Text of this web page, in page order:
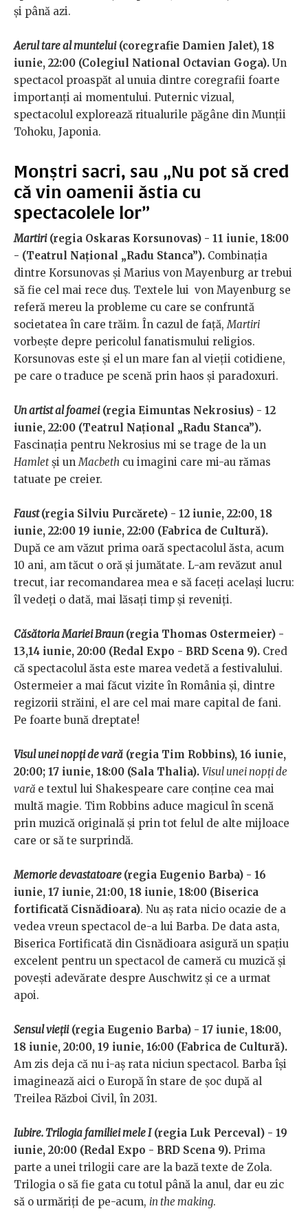
și până azi.
Aerul tare al muntelui(coregrafie Damien Jalet), 18
iunie, 22:00 (Colegiul National Octavian Goga). Un
spectacol proaspăt al unuia dintre coregrafii foarte
importanți ai momentului. Puternic vizual,
spectacolul explorează ritualurile păgâne din Munții
Tohoku, Japonia.
Monștri sacri, sau „Nu pot să cred
că vin oamenii ăstia cu
spectacolele lor”
Martiri(regia Oskaras Korsunovas) - 11 iunie, 18:00
- (Teatrul Național „Radu Stanca”). Combinația
dintre Korsunovas și Marius von Mayenburg ar trebui
să fie cel mai rece duș. Textele lui von Mayenburg se
referă mereu la probleme cu care se confruntă
societatea în care trăim. În cazul de față,Martiri
vorbește depre pericolul fanatismului religios.
Korsunovas este și el un mare fan al vieții cotidiene,
pe care o traduce pe scenă prin haos și paradoxuri.
Un artist al foamei(regia Eimuntas Nekrosius) - 12
iunie, 22:00 (Teatrul Național „Radu Stanca”).
Fascinația pentru Nekrosius mi se trage de la un
Hamletși unMacbeth cu imagini care mi-au rămas
tatuate pe creier.
Faust (regia Silviu Purcărete) - 12 iunie, 22:00, 18
iunie, 22:00 19 iunie, 22:00 (Fabrica de Cultură).
După ce am văzut prima oară spectacolul ăsta, acum
10 ani, am tăcut o oră și jumătate. L-am revăzut anul
trecut, iar recomandarea mea e să faceți același lucru:
îl vedeți o dată, mai lăsați timp și reveniți.
Căsătoria Mariei Braun (regia Thomas Ostermeier) -
13,14 iunie, 20:00 (Redal Expo - BRD Scena 9). Cred
că spectacolul ăsta este marea vedetă a festivalului.
Ostermeier a mai făcut vizite în România și, dintre
regizorii străini, el are cel mai mare capital de fani.
Pe foarte bună dreptate!
Visul unei nopți de vară (regia Tim Robbins), 16 iunie,
20:00; 17 iunie, 18:00 (Sala Thalia). Visul unei nopți de
vară e textul lui Shakespeare care conține cea mai
multă magie. Tim Robbins aduce magicul în scenă
prin muzică originală și prin tot felul de alte mijloace
care or să te surprindă.
Memorie devastatoare (regia Eugenio Barba) - 16
iunie, 17 iunie, 21:00, 18 iunie, 18:00 (Biserica
fortificată Cisnădioara). Nu aș rata nicio ocazie de a
vedea vreun spectacol de-a lui Barba. De data asta,
Biserica Fortificată din Cisnădioara asigură un spațiu
excelent pentru un spectacol de cameră cu muzică și
povești adevărate despre Auschwitz și ce a urmat
apoi.
Sensul vieții(regia Eugenio Barba) - 17 iunie, 18:00,
18 iunie, 20:00, 19 iunie, 16:00 (Fabrica de Cultură).
Am zis deja că nu i-aș rata niciun spectacol. Barba își
imaginează aici o Europă în stare de șoc după al
Treilea Război Civil, în 2031.
Iubire. Trilogia familiei mele I(regia Luk Perceval) - 19
iunie, 20:00 (Redal Expo - BRD Scena 9). Prima
parte a unei trilogii care are la bază texte de Zola.
Trilogia o să fie gata cu totul până la anul, dar eu zic
să o urmăriți de pe-acum, in the making.